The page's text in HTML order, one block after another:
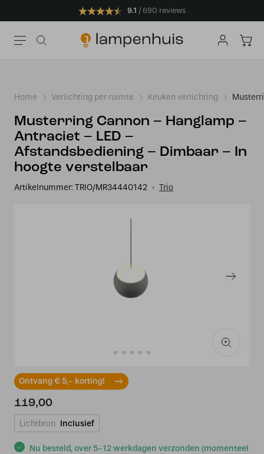
9.1 690 reviews
Home Verlichting per ruimte Keuken verlichting
Musterring Cannon – Hanglamp –
Antraciet – LED –
Afstandsbediening – Dimbaar – In
hoogte verstelbaar
Artikelnummer: TRIO/MR34440142 Trio
Ontvang € 5,- korting!
Nu besteld, over 5-12 werkdagen verzonden (momenteel
119,00
Lichtbron Inclusief